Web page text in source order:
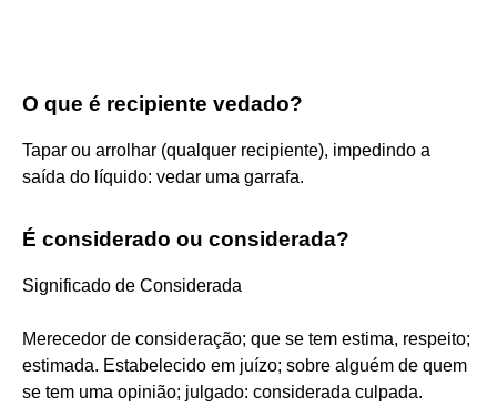
O que é recipiente vedado?
Tapar ou arrolhar (qualquer recipiente), impedindo a
saída do líquido: vedar uma garrafa.
É considerado ou considerada?
Significado de Considerada
Merecedor de consideração; que se tem estima, respeito;
estimada. Estabelecido em juízo; sobre alguém de quem
se tem uma opinião; julgado: considerada culpada.